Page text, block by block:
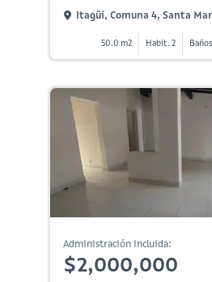
Itagüí, Comuna 4, Santa
50.0 m2 Habit. 2 Baños
Administración incluida:
$2,000,000